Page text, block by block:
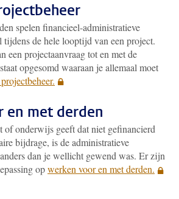
spelen financieel-administratieve
tijdens de hele looptijd van een project.
een projectaanvraag tot en met de
opgesomd waaraan je allemaal moet
en met derden
of onderwijs geeft dat niet gefinancierd
bijdrage, is de administratieve
dan je wellicht gewend was. Er zijn
opwerken voor en met derden.